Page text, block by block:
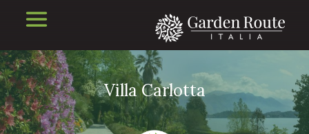
Villa Carlotta